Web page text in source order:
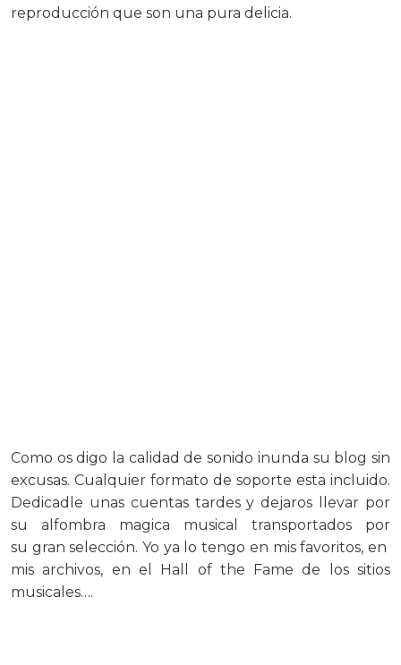
reproducción que son una pura delicia.
Como os digo la calidad de sonido inunda su blog sin
excusas. Cualquier formato de soporte esta incluido.
Dedicadle unas cuentas tardes y dejaros llevar por
su alfombra magica musical transportados por
su gran selección. Yo ya lo tengo en mis favoritos, en
mis archivos, en el Hall of the Fame de los sitios
musicales….